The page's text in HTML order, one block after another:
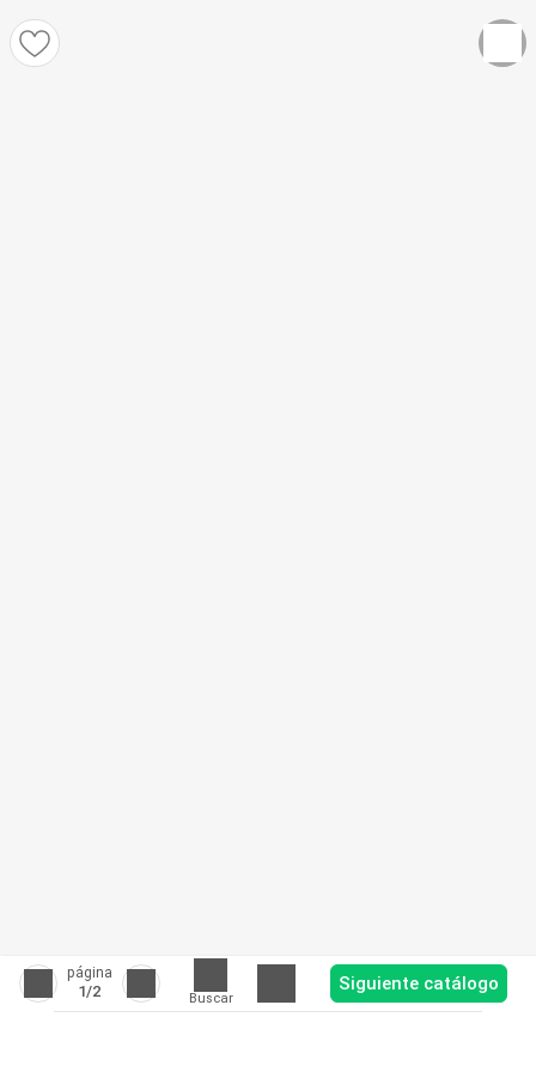
página
1/2 Buscar
Siguiente catálogo